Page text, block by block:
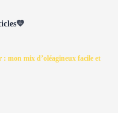
: mon mix d’oléagineux facile et